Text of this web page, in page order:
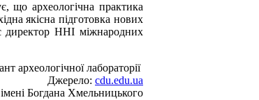
що археологічна практика
якісна підготовка нових
директор ННІ міжнародних
археологічної лабораторії
Джерело: cdu.edu.ua
Богдана Хмельницького